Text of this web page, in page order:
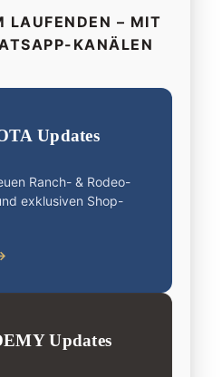
LAUFENDEN – MIT
KANÄLEN
Updates
Ranch- & Rodeo-
exklusiven Shop-
Updates